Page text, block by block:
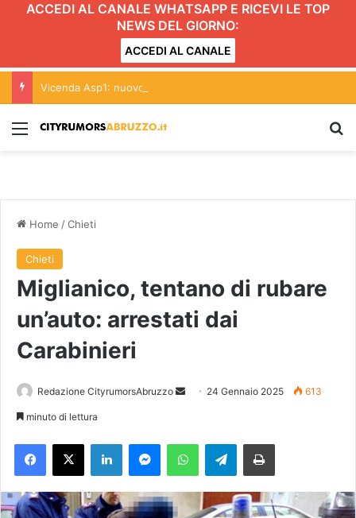
ACCEDI AL CANALE WHATSAPP E RICEVI LE TOP
NEWS DEL GIORNO:
ACCEDI AL CANALE
Menu
Home /Chieti
Chieti
Miglianico, tentano di rubare
un’auto: arrestati dai
Carabinieri
Redazione CityrumorsAbruzzo
a
24 Gennaio 2025 613
minuto di lettura
Telegram